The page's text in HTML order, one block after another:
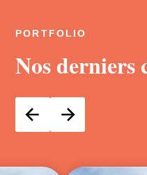
PORTFOLIO
Nos derniers